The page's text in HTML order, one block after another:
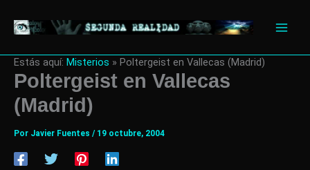
Estás aquí: Misterios » Poltergeist en Vallecas (Madrid)
Poltergeist en Vallecas
(Madrid)
Por Javier Fuentes / 19 octubre, 2004